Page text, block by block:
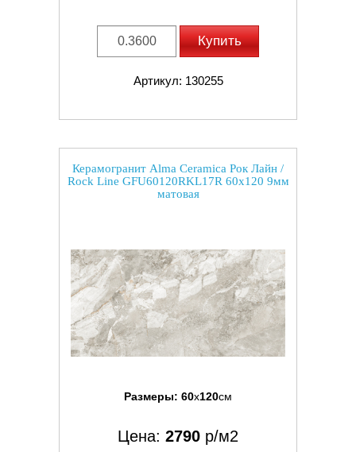
Купить
Артикул: 130255
Керамогранит Alma Ceramica Рок Лайн /
Rock Line GFU60120RKL17R 60x120 9мм
матовая
Размеры: 60x120см
Цена: 2790 р/м2